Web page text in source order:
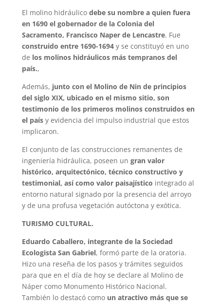
El molino hidráulico debe su nombre a quien fuera
en 1690 el gobernador de la Colonia del
Sacramento, Francisco Naper de Lencastre. Fue
construido entre 1690-1694y se constituyó en uno
de los molinos hidráulicos más tempranos del
país.,
Además, junto con el Molino de Nin de principios
del siglo XIX, ubicado en el mismo sitio, son
testimonio de los primeros molinos construidos en
el paísy evidencia del impulso industrial que estos
implicaron.
El conjunto de las construcciones remanentes de
ingeniería hidráulica, poseen un gran valor
histórico, arquitectónico, técnico constructivo y
testimonial, así como valor paisajístico integrado al
entorno natural signado por la presencia del arroyo
y de una profusa vegetación autóctona y exótica.
TURISMO CULTURAL.
Eduardo Caballero, integrante de la Sociedad
Ecologista San Gabriel, formó parte de la oratoria.
Hizo una reseña de los pasos y trámites seguidos
para que en el día de hoy se declare al Molino de
Náper como Monumento Histórico Nacional.
También lo destacó como un atractivo más que se